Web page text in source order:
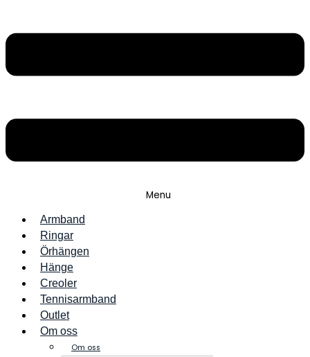
Menu
Armband
Ringar
Örhängen
Hänge
Creoler
Tennisarmband
Outlet
Om oss
Om oss